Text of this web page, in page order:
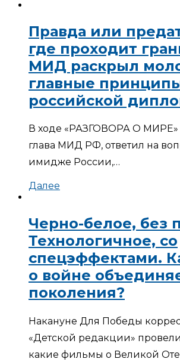
Правда или
где проходит
МИД раскрыл
главные
российской
В ходе «РАЗГОВОРА О МИРЕ»
глава МИД РФ, ответил на
имидже России,…
Далее
Черно-белое, без
Технологичное, со
спецэффектами.
о войне
поколения?
Накануне Для Победы
«Детской редакции»
какие фильмы о Великой